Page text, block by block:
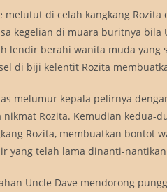
melutut di celah kangkang
kegelian di muara buritnya bila
lendir berahi wanita muda yang
di biji kelentit Rozita
melumur kepala pelirnya
nikmat Rozita. Kemudian kedua-
Rozita, membuatkan bontot
yang telah lama dinanti-
Uncle Dave mendorong